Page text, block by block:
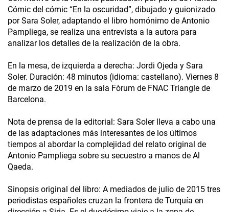
Cómic del cómic “En la oscuridad”, dibujado y guionizado
por Sara Soler, adaptando el libro homónimo de Antonio
Pampliega, se realiza una entrevista a la autora para
analizar los detalles de la realización de la obra.
En la mesa, de izquierda a derecha: Jordi Ojeda y Sara
Soler. Duración: 48 minutos (idioma: castellano). Viernes 8
de marzo de 2019 en la sala Fòrum de FNAC Triangle de
Barcelona.
Nota de prensa de la editorial: Sara Soler lleva a cabo una
de las adaptaciones más interesantes de los últimos
tiempos al abordar la complejidad del relato original de
Antonio Pampliega sobre su secuestro a manos de Al
Qaeda.
Sinopsis original del libro: A mediados de julio de 2015 tres
periodistas españoles cruzan la frontera de Turquía en